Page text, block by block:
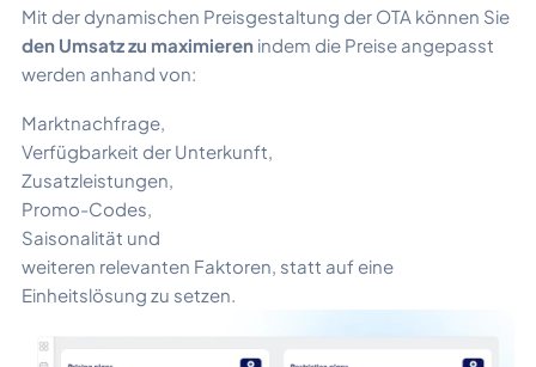
Mit der dynamischen Preisgestaltung der OTA können Sie
den Umsatz zu maximieren indem die Preise angepasst
werden anhand von:
Marktnachfrage,
Verfügbarkeit der Unterkunft,
Zusatzleistungen,
Promo-Codes,
Saisonalität und
weiteren relevanten Faktoren, statt auf eine
Einheitslösung zu setzen.